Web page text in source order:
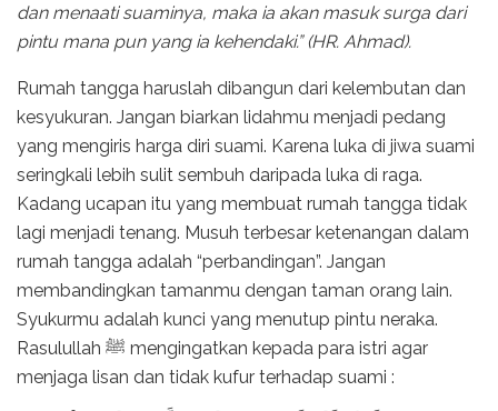
dan menaati suaminya, maka ia akan masuk surga dari
pintu mana pun yang ia kehendaki.” (HR. Ahmad).
Rumah tangga haruslah dibangun dari kelembutan dan
kesyukuran. Jangan biarkan lidahmu menjadi pedang
yang mengiris harga diri suami. Karena luka di jiwa suami
seringkali lebih sulit sembuh daripada luka di raga.
Kadang ucapan itu yang membuat rumah tangga tidak
lagi menjadi tenang. Musuh terbesar ketenangan dalam
rumah tangga adalah “perbandingan”. Jangan
membandingkan tamanmu dengan taman orang lain.
Syukurmu adalah kunci yang menutup pintu neraka.
Rasulullah ﷺ mengingatkan kepada para istri agar
menjaga lisan dan tidak kufur terhadap suami :